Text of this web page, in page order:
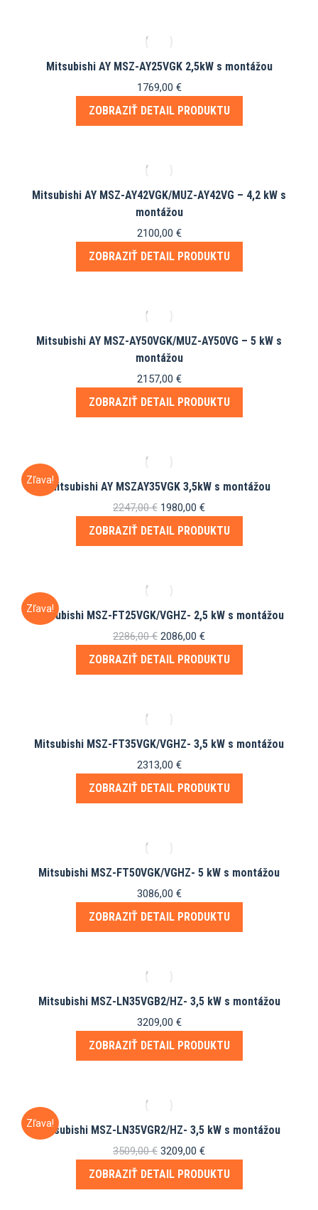
Mitsubishi AY MSZ-AY25VGK 2,5kW s montážou
1769,00 €
ZOBRAZIŤ DETAIL PRODUKTU
Mitsubishi AY MSZ-AY42VGK/MUZ-AY42VG – 4,2 kW s
montážou
2100,00 €
ZOBRAZIŤ DETAIL PRODUKTU
Mitsubishi AY MSZ-AY50VGK/MUZ-AY50VG – 5 kW s
montážou
2157,00 €
ZOBRAZIŤ DETAIL PRODUKTU
Zľava!Mitsubishi AY MSZAY35VGK 3,5kW s montážou
2247,00€ Pôvodná
cena
1980,00 €Aktuálna
cena
ZOBRAZIŤ DETAIL PRODUKTU
Zľava!
Mitsubishi MSZ-FT25VGK/VGHZ- 2,5 kW s montážou
2286,00€ Pôvodná
cena
2086,00 €Aktuálna
cena
ZOBRAZIŤ DETAIL PRODUKTU
Mitsubishi MSZ-FT35VGK/VGHZ- 3,5 kW s montážou
2313,00 €
ZOBRAZIŤ DETAIL PRODUKTU
Mitsubishi MSZ-FT50VGK/VGHZ- 5 kW s montážou
3086,00 €
ZOBRAZIŤ DETAIL PRODUKTU
Mitsubishi MSZ-LN35VGB2/HZ- 3,5 kW s montážou
3209,00 €
ZOBRAZIŤ DETAIL PRODUKTU
Zľava!
Mitsubishi MSZ-LN35VGR2/HZ- 3,5 kW s montážou
3509,00€ Pôvodná
cena
3209,00 €Aktuálna
cena
ZOBRAZIŤ DETAIL PRODUKTU